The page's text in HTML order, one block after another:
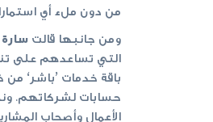
من دون ملء أي
ومن جانبها قالت
التي تساعدهم على
باقة خدمات ’باشر‘
حسابات لشركاتهم.
الأعمال وأصحاب